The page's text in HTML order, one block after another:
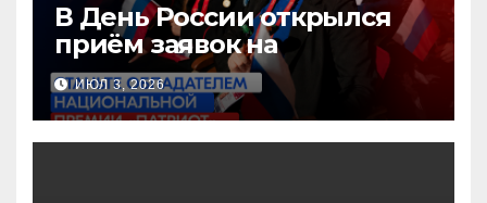
В День России открылся
приём заявок на
Национальную премию
«Патриот»
ИЮЛ 3, 2026